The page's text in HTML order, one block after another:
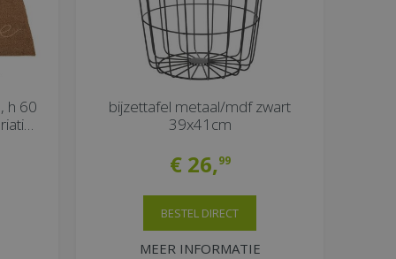
h 60
bijzettafel metaal/mdf zwart
39x41cm
€ 26,99
MEER INFORMATIE
BESTEL DIRECT